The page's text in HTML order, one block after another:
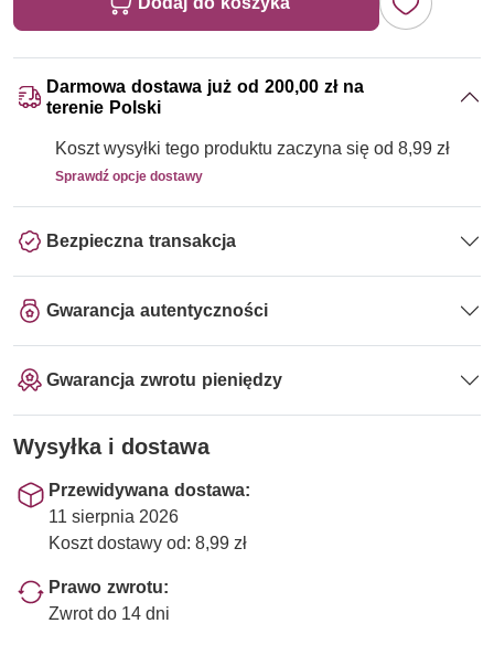
Darmowa dostawa już od 200,00 zł na
terenie Polski
Koszt wysyłki tego produktu zaczyna się od 8,99 zł
Sprawdź opcje dostawy
Bezpieczna transakcja
Gwarancja autentyczności
Gwarancja zwrotu pieniędzy
Wysyłka i dostawa
Przewidywana dostawa:
11 sierpnia 2026
Koszt dostawy od: 8,99 zł
Prawo zwrotu:
Zwrot do 14 dni